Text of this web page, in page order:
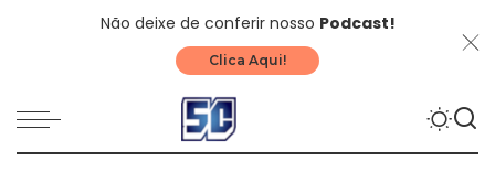
Não deixe de conferir nosso Podcast!
Clica Aqui!